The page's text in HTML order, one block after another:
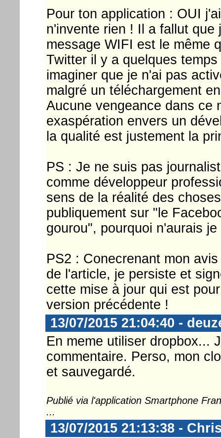
Pour ton application : OUI
n'invente rien ! Il a fallut
message WIFI est le même
Twitter il y a quelques
imaginer que je n'ai pas
malgré un téléchargement
Aucune vengeance dans ce
exaspération envers un
la qualité est justement la
PS : Je ne suis pas
comme développeur
sens de la réalité des
publiquement sur "le
gourou", pourquoi n'aurais
PS2 : Conecrenant mon
de l'article, je persiste et
cette mise à jour qui est
version précédente !
13/07/2015 21:04:40 -
En meme utiliser dropbox...
commentaire. Perso, mon
et sauvegardé.
Publié via l'application Smartphone
...
13/07/2015 21:13:38 -